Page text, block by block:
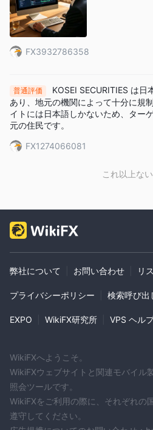
ライアントは免除）。
その他の手数料:
マージンローン金利（買いサイド）:
（年利）；一般マージン2.14%–2.42%
さい。
です。外国為替取引愛好者の皆様に
FX3932786358
普通評価
KOSEI SECURITIES は
あり、地元の機関によって十分に規
イトには日本語しかないため、ター
元の住民です。
FX1274066081
これ以上な
弊社について お問い合わせ リ
プライバシーポリシー 検索呼び出
EXPO WikiFX研究所 VPS ヘル
WikiFXへようこそ。
WikiFXウェブサイトと関連モバイル
照会ツールです。
WikiFXをご利用の際に、それぞれの
遵守してください。